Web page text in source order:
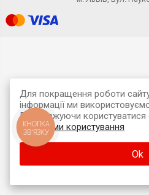
Для покращення роботи сайту
інформації ми
Продовжуючи користуватися
зумовами користування
Ok
КНОПКА
ЗВ'ЯЗКУ